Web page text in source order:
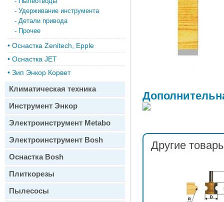
- Удерживание инструмента
- Детали привода
- Прочее
• Оснастка Zenitech, Epple
• Оснастка JET
• Зип Энкор Корвет
Климатическая техника
Инструмент Энкор
Электроинструмент Metabo
Электроинструмент Bosh
Оснастка Bosh
Плиткорезы
Пылесосы
Другие